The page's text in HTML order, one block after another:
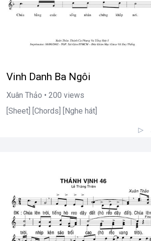
Vinh Danh Ba Ngôi
Xuân Thảo • 200 views
[Sheet] [Chords] [Nghe hát]